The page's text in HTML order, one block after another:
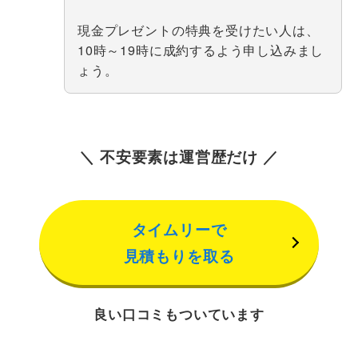
現金プレゼントの特典を受けたい人は、
10時～19時に成約するよう申し込みまし
ょう。
＼ 不安要素は運営歴だけ ／
タイムリーで
見積もりを取る
良い口コミもついています